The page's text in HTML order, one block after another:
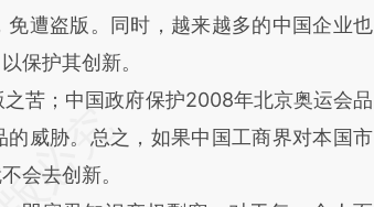
遭盗版。同时，越来越多的中国企业也
保护其创新。
苦；中国政府保护2008年北京奥运会品
威胁。总之，如果中国工商界对本国市
会去创新。